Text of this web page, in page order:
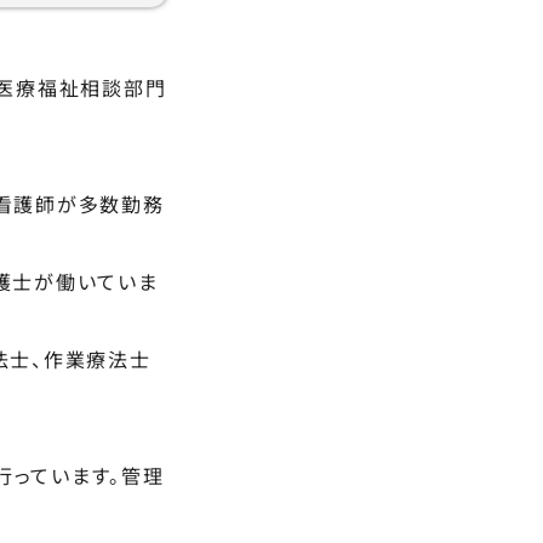
療福祉相談部門
護師が多数勤務
士が働いていま
士、作業療法士
ています。管理